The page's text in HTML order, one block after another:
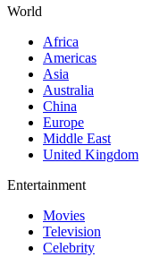
World
Africa
Americas
Asia
Australia
China
Europe
Middle East
United Kingdom
Entertainment
Movies
Television
Celebrity